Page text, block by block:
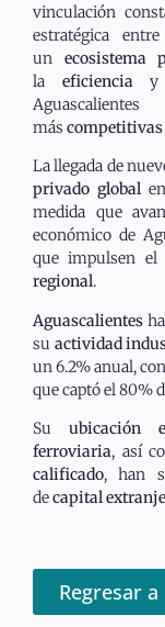
vinculación
estratégica
un ecosistema
la eficienciay
más competitivas
La llegada de
privado globalen
medida que
económico de
que impulsen
regional.
Aguascalientes
su actividad
un 6.2% anual,
que captó el 80%
Su ubicación
ferroviaria, así
calificado, han
decapital
Regresar